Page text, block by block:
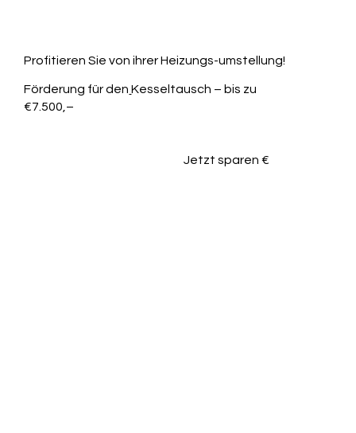
Jetzt sparen €
Profitieren Sie von ihrer Heizungs-umstellung!
Förderung für den Kesseltausch – bis zu
€7.500,–